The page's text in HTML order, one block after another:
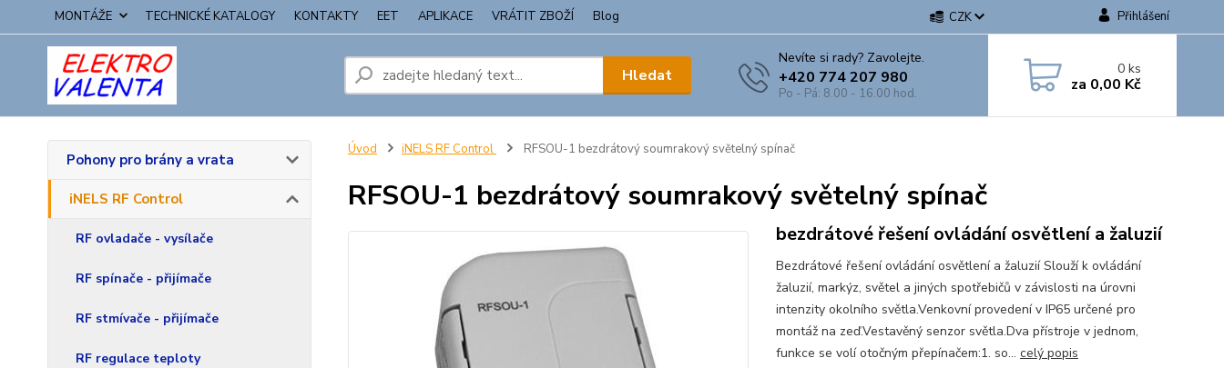
MONTÁŽE TECHNICKÉ KATALOGY KONTAKTY EET APLIKACE VRÁTIT ZBOŽÍ Blog CZK Přihlášení
Hledat
Nevíte si rady? Zavolejte.
+420 774 207 980
Po - Pá: 8.00 - 16.00 hod.
0ks
za 0,00 Kč
Pohony pro brány a vrata
iNELS RF Control
RF ovladače - vysílače
RF spínače - přijímače
RF stmívače - přijímače
RF regulace teploty
Úvod iNELS RF Control RFSOU-1 bezdrátový soumrakový světelný spínač
RFSOU-1 bezdrátový soumrakový světelný spínač
bezdrátové řešení ovládání osvětlení a žaluzií
Bezdrátové řešení ovládání osvětlení a žaluzií Slouží k ovládání
žaluzií, markýz, světel a jiných spotřebičů v závislosti na úrovni
intenzity okolního světla.Venkovní provedení v IP65 určené pro
montáž na zeď.Vestavěný senzor světla.Dva přístroje v jednom,
funkce se volí otočným přepínačem:1. so... celý popis